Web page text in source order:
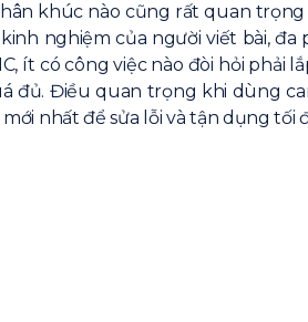
khúc nào cũng rất quan trọng
nghiệm của người viết bài, đa
ít có công việc nào đòi hỏi phải
đủ. Điều quan trọng khi dùng
nhất để sửa lỗi và tận dụng tối